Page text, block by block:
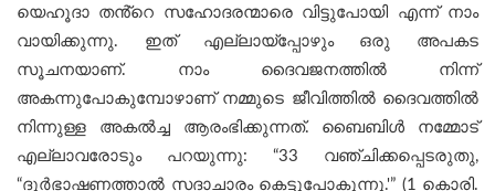
യെഹൂദാ തൻ്റെ സഹോദരന്മാരെ വിട്ടുപോയി എന്ന് നാം
വായിക്കുന്നു. ഇത് എല്ലായ്പ്പോഴും ഒരു അപകട
സൂചനയാണ്. നാം ദൈവജനത്തിൽ നിന്ന്
അകന്നുപോകുമ്പോഴാണ് നമ്മുടെ ജീവിത്തില്‍ ദൈവത്തില്‍
നിന്നുള്ള അകല്‍ച്ച ആരംഭിക്കുന്നത്. ബൈബിൾ നമ്മോട്
എല്ലാവരോടും പറയുന്നു: “33 വഞ്ചിക്കപ്പെടരുതു,
“ദുർഭാഷണത്താൽ സദാചാരം കെട്ടുപോകുന്നു.'” (1 കൊരി.